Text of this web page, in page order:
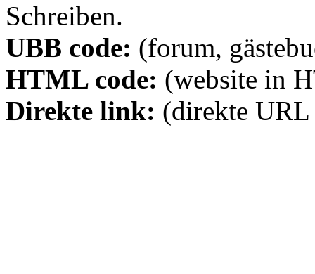
Schreiben.
UBB code: (forum,
HTML code: (website in
Direkte link: (direkte